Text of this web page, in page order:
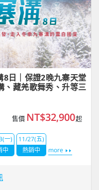
8日｜保證2晚九寨天堂
、藏羌歌舞秀、升等三
售價 NT$32,900起
一)
中
11/27(五)
熱銷中
more